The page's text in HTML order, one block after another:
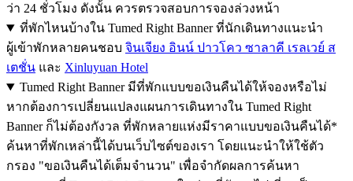
ว่า 24 ชั่วโมง ดังนั้น ควรตรวจสอบการจองล่วงหน้า
ที่พักไหนบ้างใน Tumed Right Banner ที่นักเดินทางแนะนำ
ผู้เข้าพักหลายคนชอบ จินเจียง อินน์ ปาวโคว ซาลาคี เรลเวย์ ส
เตชั่น และ Xinluyuan Hotel
Tumed Right Banner มีที่พักแบบขอเงินคืนได้ให้จองหรือไม่
หากต้องการเปลี่ยนแปลงแผนการเดินทางใน Tumed Right
Banner ก็ไม่ต้องกังวล ที่พักหลายแห่งมีราคาแบบขอเงินคืนได้*
ค้นหาที่พักเหล่านี้ได้บนเว็บไซต์ของเรา โดยแนะนำให้ใช้ตัว
กรอง "ขอเงินคืนได้เต็มจำนวน" เพื่อจำกัดผลการค้นหา